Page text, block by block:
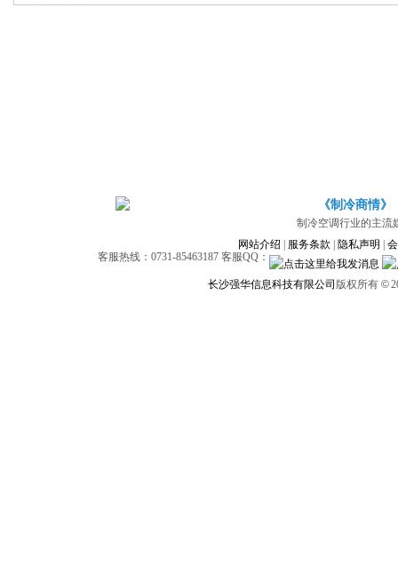
《制冷商情》
制冷空调行业的主流
网站介绍
服务条款 隐私声明
客服热线：0731-85463187 客服QQ：
长沙强华信息科技有限公司 版权所有 ©